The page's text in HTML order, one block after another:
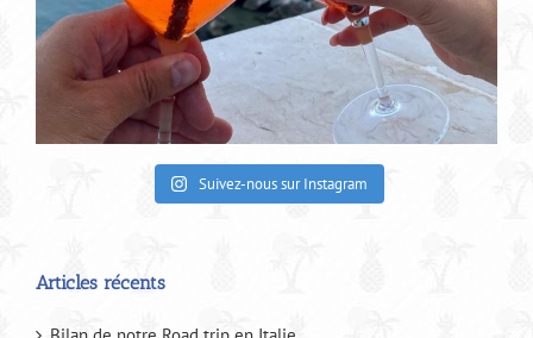
Suivez-nous sur Instagram
Articles récents